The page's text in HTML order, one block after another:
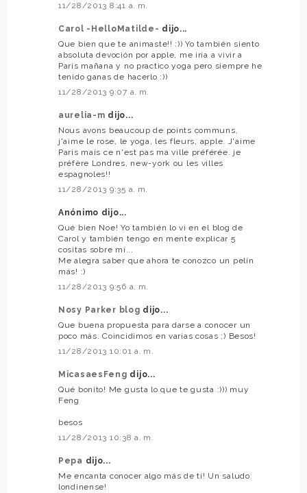
11/28/2013 8:41 a. m.
Carol -HelloMatilde- dijo...
Que bien que te animaste!! :)) Yo también siento
absoluta devoción por apple, me iría a vivir a
París mañana y no practico yoga pero siempre he
tenido ganas de hacerlo :))
11/28/2013 9:07 a. m.
aurelia-m dijo...
Nous avons beaucoup de points communs,
j'aime le rose, le yoga, les fleurs, apple. J'aime
Paris mais ce n'est pas ma ville préférée. je
préfère Londres, new-york ou les villes
espagnoles!!
11/28/2013 9:35 a. m.
Anónimo dijo...
Qué bien Noe! Yo también lo vi en el blog de
Carol y también tengo en mente explicar 5
cositas sobre mí...
Me alegra saber que ahora te conozco un pelín
más! :)
11/28/2013 9:56 a. m.
Nosy Parker blog dijo...
Que buena propuesta para darse a conocer un
poco más. Coincidimos en varias cosas ;) Besos!
11/28/2013 10:01 a. m.
MicasaesFeng dijo...
Qué bonito! Me gusta lo que te gusta :))) muy
Feng
besos
11/28/2013 10:38 a. m.
Pepa dijo...
Me encanta conocer algo más de tí! Un saludo
londinense!